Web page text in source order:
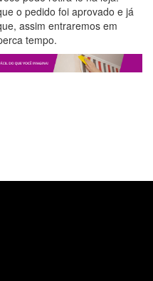
o pedido foi aprovado e já
assim entraremos em
tempo.